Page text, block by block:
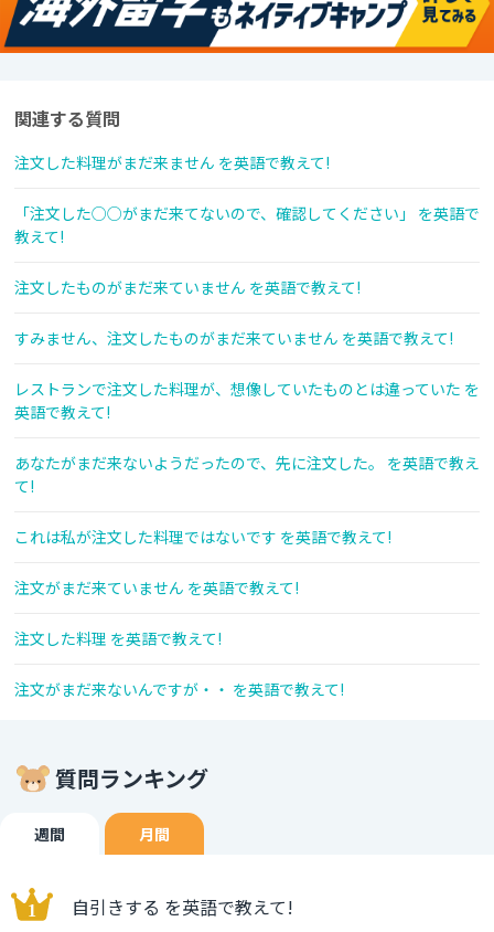
関連する質問
注文した料理がまだ来ません を英語で教えて!
「注文した○○がまだ来てないので、確認してください」 を英語で
教えて!
注文したものがまだ来ていません を英語で教えて!
すみません、注文したものがまだ来ていません を英語で教えて!
レストランで注文した料理が、想像していたものとは違っていた を
英語で教えて!
あなたがまだ来ないようだったので、先に注文した。 を英語で教え
て!
これは私が注文した料理ではないです を英語で教えて!
注文がまだ来ていません を英語で教えて!
注文した料理 を英語で教えて!
注文がまだ来ないんですが・・ を英語で教えて!
質問ランキング
週間 月間
自引きする を英語で教えて!